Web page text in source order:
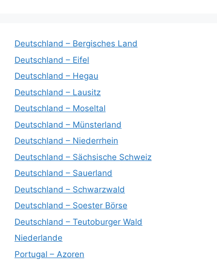
Deutschland – Bergisches Land
Deutschland – Eifel
Deutschland – Hegau
Deutschland – Lausitz
Deutschland – Moseltal
Deutschland – Münsterland
Deutschland – Niederrhein
Deutschland – Sächsische Schweiz
Deutschland – Sauerland
Deutschland – Schwarzwald
Deutschland – Soester Börse
Deutschland – Teutoburger Wald
Niederlande
Portugal – Azoren